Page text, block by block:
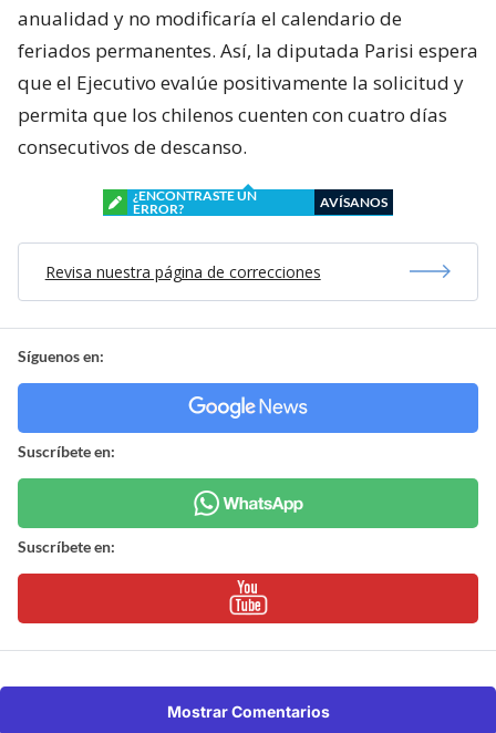
anualidad y no modificaría el calendario de
feriados permanentes. Así, la diputada Parisi espera
que el Ejecutivo evalúe positivamente la solicitud y
permita que los chilenos cuenten con cuatro días
consecutivos de descanso.
¿ENCONTRASTE UN
ERROR?
AVÍSANOS
Revisa nuestra página de correcciones
Síguenos en:
Suscríbete en:
Suscríbete en:
Mostrar Comentarios